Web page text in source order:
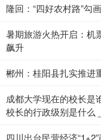
隆回：“四好农村路”勾
暑期旅游火热开启：机
飙升
郴州：桂阳县扎实推进
成都大学现在的校长是
校长的行政级别是什么
四川出台民营经济